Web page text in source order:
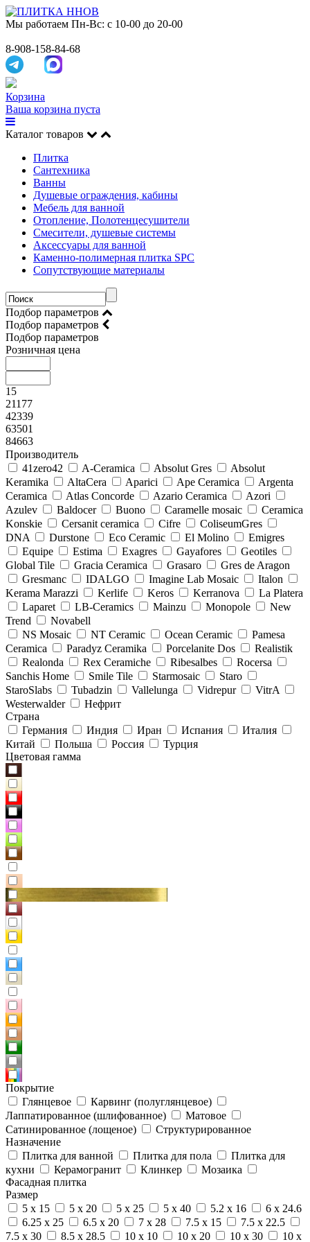
Мы работаем Пн-Вс: с 10-00 до 20-00
8-908-158-84-68
Корзина
Ваша корзина пуста
Каталог товаров
Плитка
Сантехника
Ванны
Душевые ограждения, кабины
Мебель для ванной
Отопление, Полотенцесушители
Смесители, душевые системы
Аксессуары для ванной
Каменно-полимерная плитка SPC
Сопутствующие материалы
Подбор параметров
Подбор параметров
Подбор параметров
Розничная цена
15
21177
42339
63501
84663
Производитель
41zero42
A-Ceramica Absolut Gres
Absolut
Keramika
AltaCera Aparici Ape Ceramica
Argenta
Ceramica
Atlas Concorde Azario Ceramica
Azori
Azulev
Baldocer Buono Caramelle mosaic
Ceramica
Konskie
Cersanit ceramica Cifre
ColiseumGres
DNA
Durstone Eco Ceramic El Molino
Emigres
Equipe
Estima Exagres Gayafores
Geotiles
Global Tile
Gracia Ceramica Grasaro
Gres de Aragon
Gresmanc
IDALGO Imagine Lab Mosaic
Italon
Kerama Marazzi
Kerlife Keros Kerranova
La Platera
Laparet
LB-Ceramics Mainzu Monopole
New
Trend
Novabell
NS Mosaic
NT Ceramic Ocean Ceramic
Pamesa
Ceramica
Paradyz Сeramika Porcelanite Dos
Realistik
Realonda
Rex Ceramiche Ribesalbes
Rocersa
Sanchis Home
Smile Tile Starmosaic
Staro
StaroSlabs
Tubadzin Vallelunga Vidrepur
VitrA
Westerwalder
Нефрит
Страна
Германия
Индия Иран Испания
Италия
Китай
Польша Россия
Турция
Цветовая гамма
Покрытие
Глянцевое
Карвинг (полуглянцевое)
Лаппатированное (шлифованное)
Матовое
Сатинированное (лощеное)
Структурированное
Назначение
Плитка для ванной
Плитка для пола
Плитка для
кухни
Керамогранит Клинкер
Мозаика
Фасадная плитка
Размер
5 x 15
5 x 20 5 x 25 5 x 40 5.2 x 16
6 x 24.6
6.25 x 25
6.5 x 20 7 x 28 7.5 x 15
7.5 x 22.5
7.5 x 30
8.5 x 28.5 10 x 10 10 x 20 10 x 30 10 x